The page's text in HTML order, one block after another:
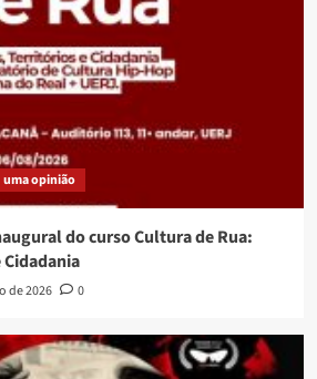
uma opinião
do curso Cultura de Rua:
de 2026 0